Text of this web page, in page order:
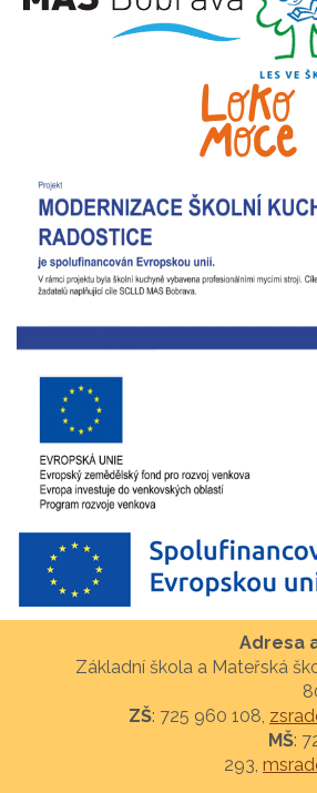
Adresa
Základní škola a Mateřská
ZŠ: 725 960 108,
MŠ:
293,